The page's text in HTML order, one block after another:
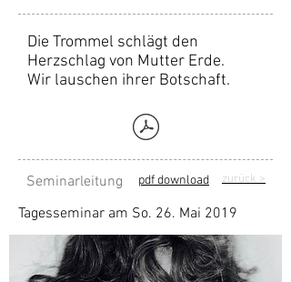
Die Trommel schlägt den
Herzschlag von Mutter Erde.
Wir lauschen ihrer Botschaft.
Seminarleitung pdf download zurück >
Tagesseminar am So. 26. Mai 2019